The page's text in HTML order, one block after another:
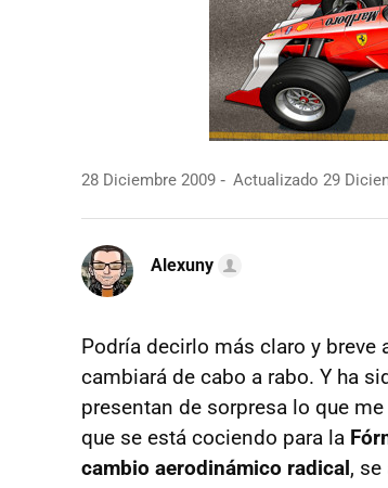
28 Diciembre 2009 Actualizado 29
Alexuny
Podría decirlo más claro y breve
cambiará de cabo a rabo. Y ha
presentan de sorpresa lo que
que se está cociendo para la
cambio aerodinámico radical,